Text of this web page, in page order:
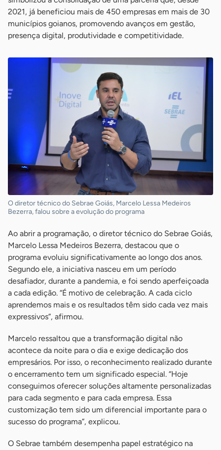
2021, já beneficiou mais de 450 empresas em mais de 30
municípios goianos, promovendo avanços em gestão,
presença digital, produtividade e competitividade.
O diretor técnico do Sebrae Goiás, Marcelo Lessa Medeiros
Bezerra, falou sobre a evolução do programa
Ao abrir a programação, o diretor técnico do Sebrae Goiás,
Marcelo Lessa Medeiros Bezerra, destacou que o
programa evoluiu significativamente ao longo dos anos.
Segundo ele, a iniciativa nasceu em um período
desafiador, durante a pandemia, e foi sendo aperfeiçoada
a cada edição. “É motivo de celebração. A cada ciclo
aprendemos mais e os resultados têm sido cada vez mais
expressivos”, afirmou.
Marcelo ressaltou que a transformação digital não
acontece da noite para o dia e exige dedicação dos
empresários. Por isso, o reconhecimento realizado durante
o encerramento tem um significado especial. “Hoje
conseguimos oferecer soluções altamente personalizadas
para cada segmento e para cada empresa. Essa
customização tem sido um diferencial importante para o
sucesso do programa”, explicou.
O Sebrae também desempenha papel estratégico na